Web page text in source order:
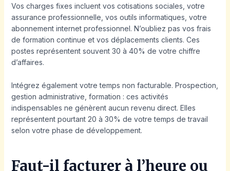
Vos charges fixes incluent vos cotisations sociales, votre
assurance professionnelle, vos outils informatiques, votre
abonnement internet professionnel. N’oubliez pas vos frais
de formation continue et vos déplacements clients. Ces
postes représentent souvent 30 à 40% de votre chiffre
d’affaires.
Intégrez également votre temps non facturable. Prospection,
gestion administrative, formation : ces activités
indispensables ne génèrent aucun revenu direct. Elles
représentent pourtant 20 à 30% de votre temps de travail
selon votre phase de développement.
Faut-il facturer à l’heure ou